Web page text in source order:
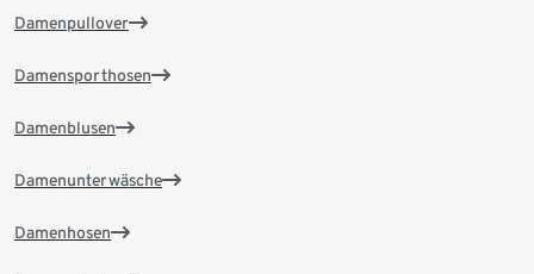
Damenpullover
Damensporthosen
Damenblusen
Damenunterwäsche
Damenhosen